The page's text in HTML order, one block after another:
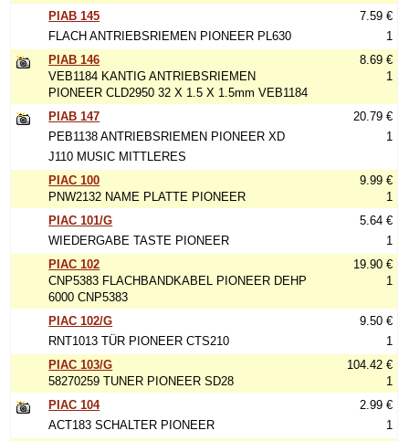
PIAB 145
FLACH ANTRIEBSRIEMEN PIONEER PL630
7.59 €
1
PIAB 146
VEB1184 KANTIG ANTRIEBSRIEMEN
PIONEER CLD2950 32 X 1.5 X 1.5mm VEB1184
8.69 €
1
PIAB 147
PEB1138 ANTRIEBSRIEMEN PIONEER XD
J110 MUSIC MITTLERES
20.79 €
1
PIAC 100
PNW2132 NAME PLATTE PIONEER
9.99 €
1
PIAC 101/G
WIEDERGABE TASTE PIONEER
5.64 €
1
PIAC 102
CNP5383 FLACHBANDKABEL PIONEER DEHP
6000 CNP5383
19.90 €
1
PIAC 102/G
RNT1013 TÜR PIONEER CTS210
9.50 €
1
PIAC 103/G
58270259 TUNER PIONEER SD28
104.42 €
1
PIAC 104
ACT183 SCHALTER PIONEER
2.99 €
1